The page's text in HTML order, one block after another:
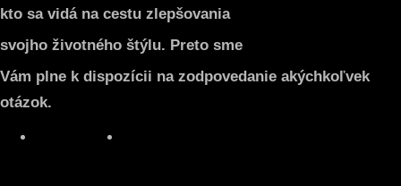
kto sa vidá na cestu zlepšovania
svojho životného štýlu. Preto sme
Vám plne k dispozícii na zodpovedanie akýchkoľvek
otázok.
Facebook